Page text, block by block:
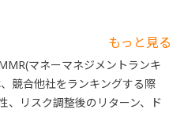
もっと見る
マネーマネジメントランキ
競合他社をランキングする際
、リスク調整後のリターン、ド